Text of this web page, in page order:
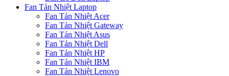
Fan Tản Nhiệt Laptop
Fan Tản Nhiệt Acer
Fan Tản Nhiệt Gateway
Fan Tản Nhiệt Asus
Fan Tản Nhiệt Dell
Fan Tản Nhiệt HP
Fan Tản Nhiệt IBM
Fan Tản Nhiệt Lenovo